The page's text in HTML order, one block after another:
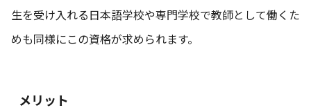
生を受け入れる日本語学校や専門学校で教師として働くた
めも同様にこの資格が求められます。
メリット